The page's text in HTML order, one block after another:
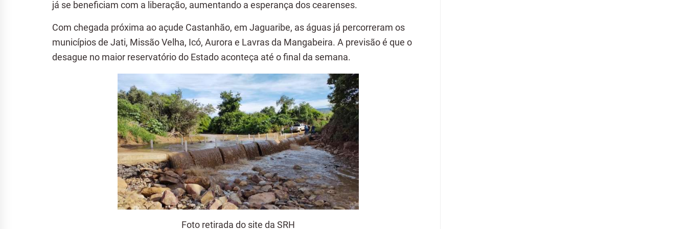
já se beneficiam com a liberação, aumentando a esperança dos cearenses.
Com chegada próxima ao açude Castanhão, em Jaguaribe, as águas já percorreram os
municípios de Jati, Missão Velha, Icó, Aurora e Lavras da Mangabeira. A previsão é que o
desague no maior reservatório do Estado aconteça até o final da semana.
Foto retirada do site da SRH